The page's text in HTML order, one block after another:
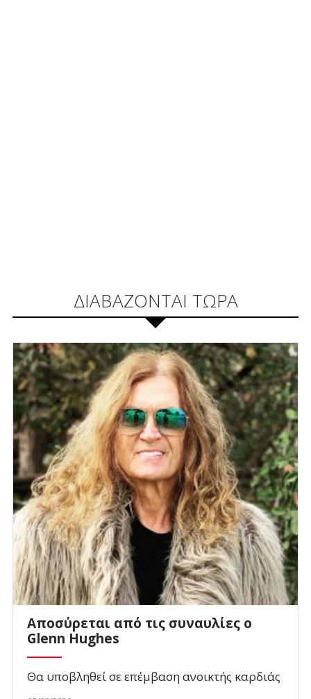
ΔΙΑΒΑΖΟΝΤΑΙ ΤΩΡΑ
Αποσύρεται από τις συναυλίες ο
Glenn Hughes
Θα υποβληθεί σε επέμβαση ανοικτής καρδιάς